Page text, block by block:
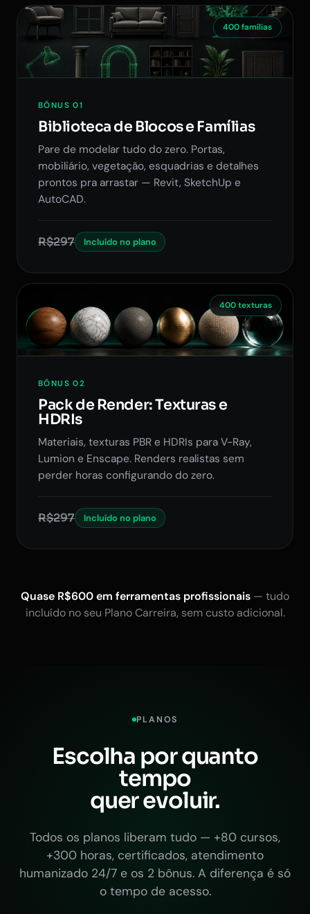
400 famílias
BÔNUS 01
Biblioteca de Blocos e Famílias
Pare de modelar tudo do zero. Portas,
mobiliário, vegetação, esquadrias e detalhes
prontos pra arrastar — Revit, SketchUp e
AutoCAD.
R$297 Incluído no plano
400 texturas
BÔNUS 02
Pack de Render: Texturas e
HDRIs
Materiais, texturas PBR e HDRIs para V-Ray,
Lumion e Enscape. Renders realistas sem
perder horas configurando do zero.
R$297 Incluído no plano
Quase R$600 em ferramentas profissionais — tudo
incluído no seu Plano Carreira, sem custo adicional.
PLANOS
Escolha por quanto
tempo
quer evoluir.
Todos os planos liberam tudo — +80 cursos,
+300 horas, certificados, atendimento
humanizado 24/7 e os 2 bônus. A diferença é só
o tempo de acesso.